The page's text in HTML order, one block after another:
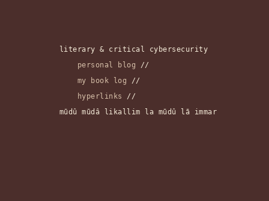
literary & critical cybersecurity
personal blog //
my book log //
hyperlinks
//
mūdû mūdâ likallim la mūdû lā immar